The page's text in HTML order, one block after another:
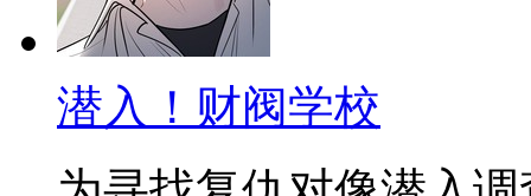
潜入！财阀学校